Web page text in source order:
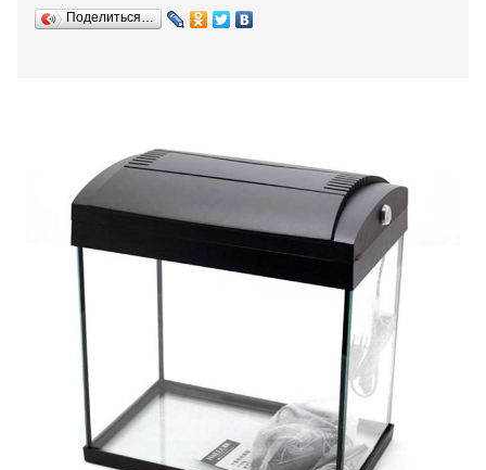
Поделиться…